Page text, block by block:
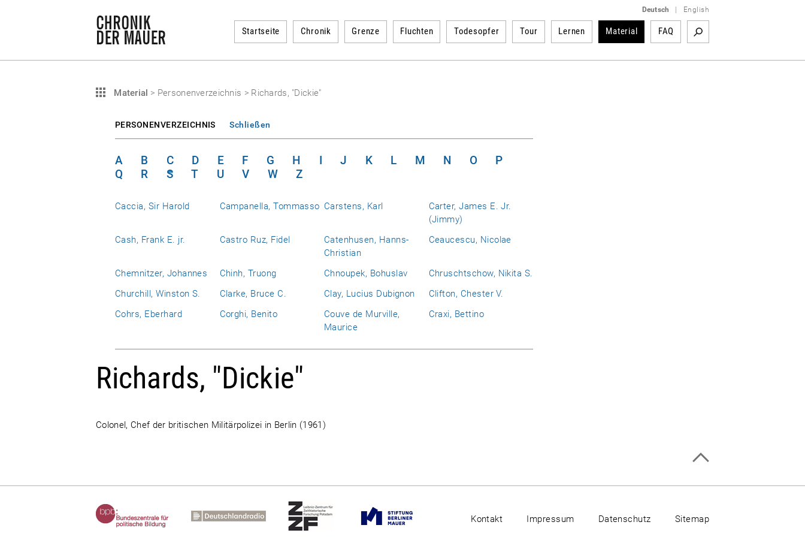
Deutsch English
Startseite Chronik Grenze Fluchten Todesopfer Tour Lernen Material FAQ
Material > Personenverzeichnis > Richards, "Dickie"
PERSONENVERZEICHNIS Schließen
A B C D E F G H I J K L M N O
P
Q
R S T U V W Z
Caccia, Sir Harold Campanella, Tommasso Carstens, Karl
Carter, James E. Jr.
(Jimmy)
Cash, Frank E. jr.
Castro Ruz, Fidel
Catenhusen, Hanns-
Christian
Ceaucescu, Nicolae
Chemnitzer, Johannes Chinh, Truong Chnoupek, Bohuslav
Chruschtschow, Nikita S.
Churchill, Winston S.
Clarke, Bruce C. Clay, Lucius Dubignon
Clifton, Chester V.
Cohrs, Eberhard
Corghi, Benito
Couve de Murville,
Maurice
Craxi, Bettino
Richards, "Dickie"
Colonel, Chef der britischen Militärpolizei in Berlin (1961)
Kontakt Impressum Datenschutz Sitemap